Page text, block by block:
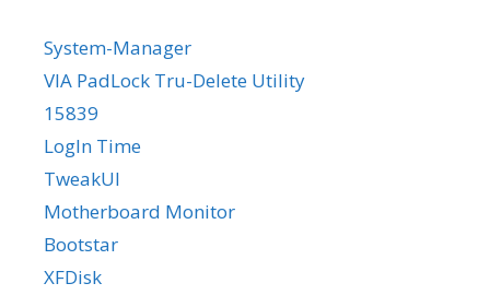
System-Manager
VIA PadLock Tru-Delete Utility
15839
LogIn Time
TweakUI
Motherboard Monitor
Bootstar
XFDisk